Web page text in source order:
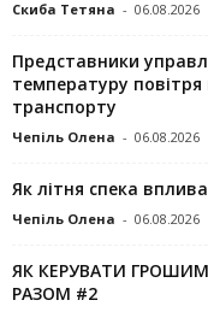
Скиба Тетяна - 06.08.2026
Представники
температуру
транспорту
Чепіль Олена - 06.08.2026
Як літня спека
Чепіль Олена - 06.08.2026
ЯК КЕРУВАТИ
РАЗОМ #2